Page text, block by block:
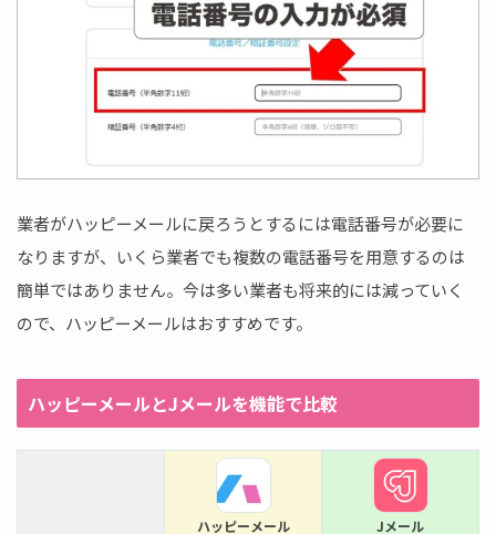
業者がハッピーメールに戻ろうとするには電話番号が必要に
なりますが、いくら業者でも複数の電話番号を用意するのは
簡単ではありません。今は多い業者も将来的には減っていく
ので、ハッピーメールはおすすめです。
ハッピーメールとJメールを機能で比較
ハッピーメール Jメール